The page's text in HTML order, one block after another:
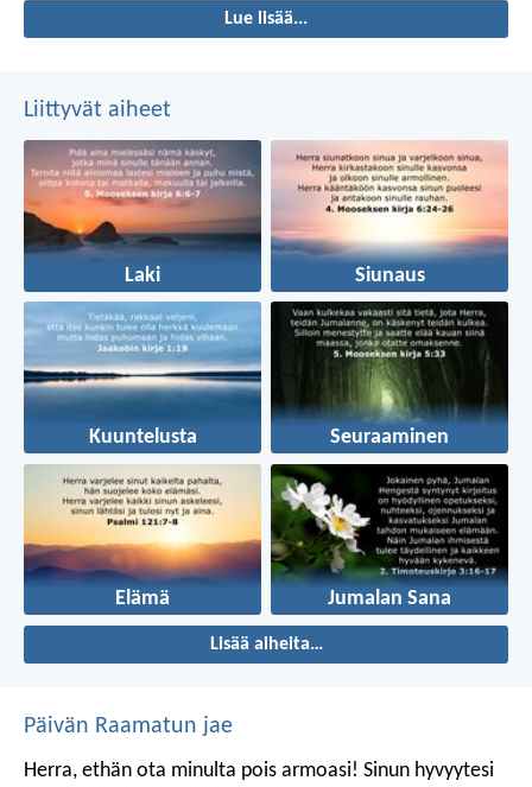
Lue lisää...
Liittyvät aiheet
Laki Siunaus
Kuuntelusta Seuraaminen
Elämä Jumalan Sana
Lisää aiheita…
Päivän Raamatun jae
Herra, ethän ota minulta pois armoasi! Sinun hyvyytesi